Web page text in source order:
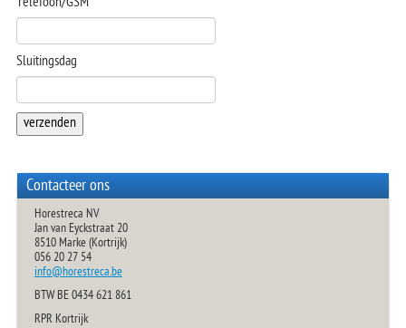
Sluitingsdag
Contacteer ons
Horestreca NV
Jan van Eyckstraat 20
8510 Marke (Kortrijk)
056 20 27 54
info@horestreca.be
BTW BE 0434 621 861
RPR Kortrijk